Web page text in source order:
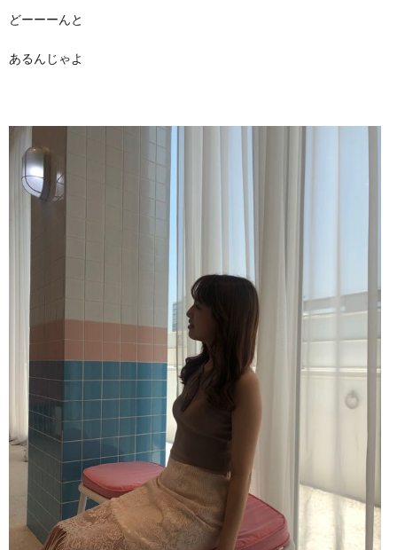
どーーーんと
あるんじゃよ